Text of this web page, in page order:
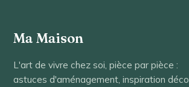
Ma Maison
L'art de vivre chez soi, pièce par pièce :
astuces d'aménagement, inspiration déco